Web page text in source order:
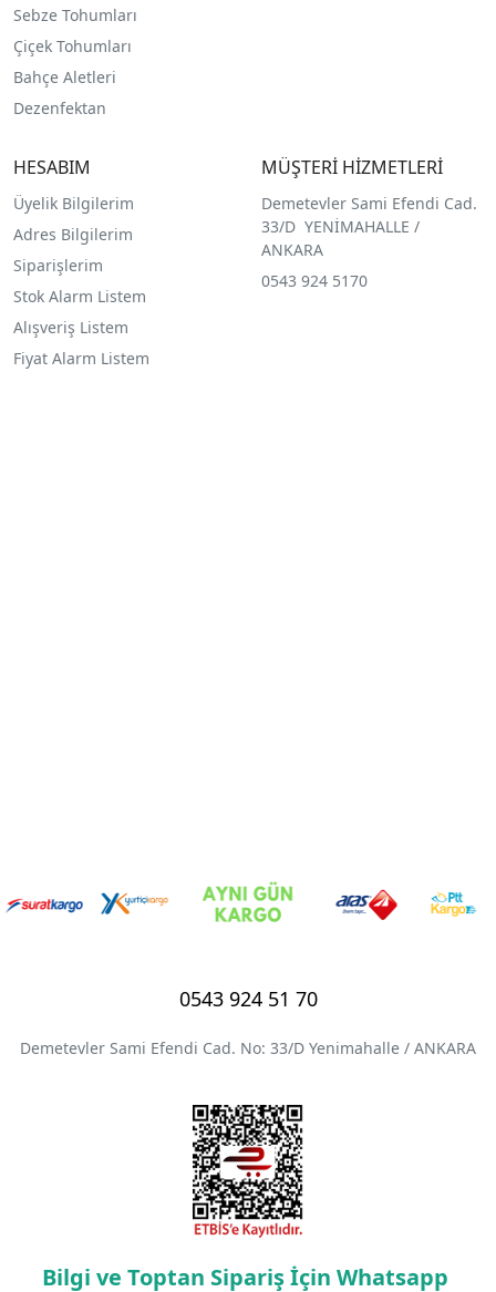
Sebze Tohumları
Çiçek Tohumları
Bahçe Aletleri
Dezenfektan
HESABIM
Üyelik Bilgilerim
Adres Bilgilerim
Siparişlerim
Stok Alarm Listem
Alışveriş Listem
Fiyat Alarm Listem
MÜŞTERİ HİZMETLERİ
Demetevler Sami Efendi Cad.
33/D YENİMAHALLE /
ANKARA
0543 924 5170
0543 924 51 70
Demetevler Sami Efendi Cad. No: 33/D Yenimahalle / ANKARA
Bilgi ve Toptan Sipariş İçin Whatsapp